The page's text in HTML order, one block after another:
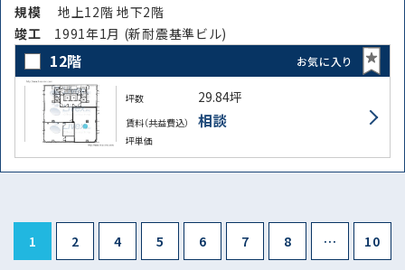
規模
地上12階 地下2階
竣⼯ 1991年1月 (新耐震基準ビル)
12階 お気に入り
坪数 29.84坪
賃料（共益費込） 相談
坪単価
1 2 4 5 6 7 8 … 10